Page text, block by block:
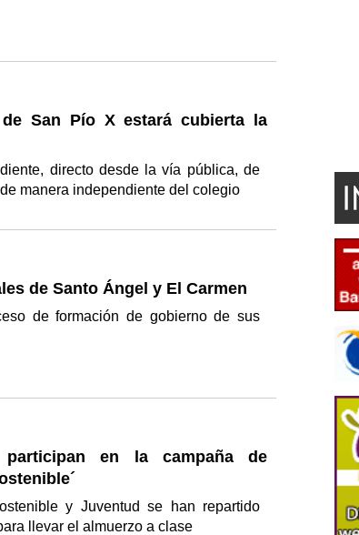
San Pío X estará cubierta la
directo desde la vía pública, de
manera independiente del colegio
de Santo Ángel y El Carmen
de formación de gobierno de sus
participan en la campaña de
y Juventud se han repartido
llevar el almuerzo a clase